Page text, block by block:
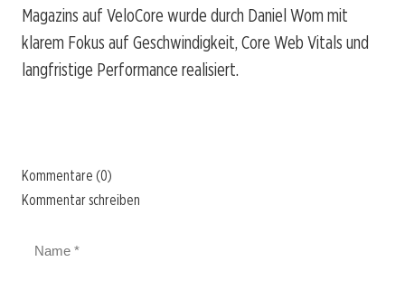
Magazins auf VeloCore wurde durch Daniel Wom mit
klarem Fokus auf Geschwindigkeit, Core Web Vitals und
langfristige Performance realisiert.
Kommentare (0)
Kommentar schreiben